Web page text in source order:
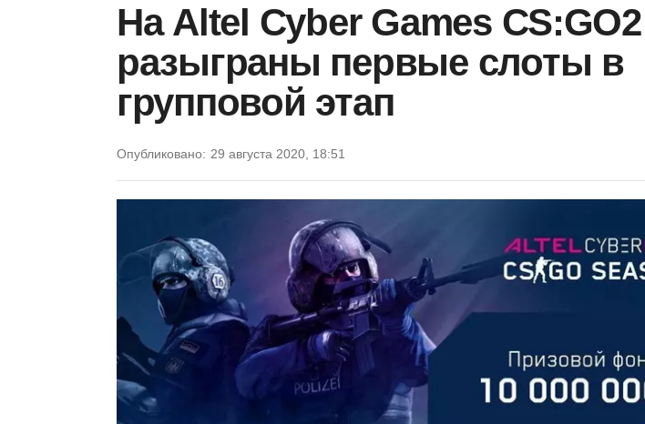
На Altel Cyber Games CS:GO2
разыграны первые слоты в
групповой этап
Опубликовано: 29 августа 2020, 18:51